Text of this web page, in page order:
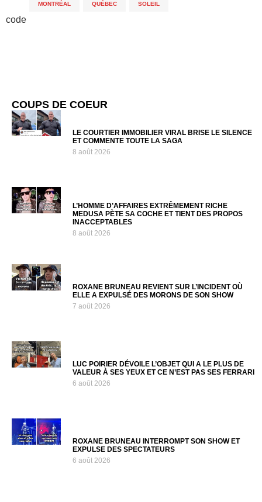
MONTRÉAL QUÉBEC SOLEIL
code
COUPS DE COEUR
LE COURTIER IMMOBILIER VIRAL BRISE LE SILENCE
ET COMMENTE TOUTE LA SAGA
8 août 2026
L’HOMME D’AFFAIRES EXTRÊMEMENT RICHE
MEDUSA PÈTE SA COCHE ET TIENT DES PROPOS
INACCEPTABLES
8 août 2026
ROXANE BRUNEAU REVIENT SUR L’INCIDENT OÙ
ELLE A EXPULSÉ DES MORONS DE SON SHOW
7 août 2026
LUC POIRIER DÉVOILE L’OBJET QUI A LE PLUS DE
VALEUR À SES YEUX ET CE N’EST PAS SES FERRARI
6 août 2026
ROXANE BRUNEAU INTERROMPT SON SHOW ET
EXPULSE DES SPECTATEURS
6 août 2026